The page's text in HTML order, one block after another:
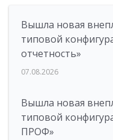
Вышла новая
типовой
отчетность»
07.08.2026
Вышла новая
типовой
ПРОФ»